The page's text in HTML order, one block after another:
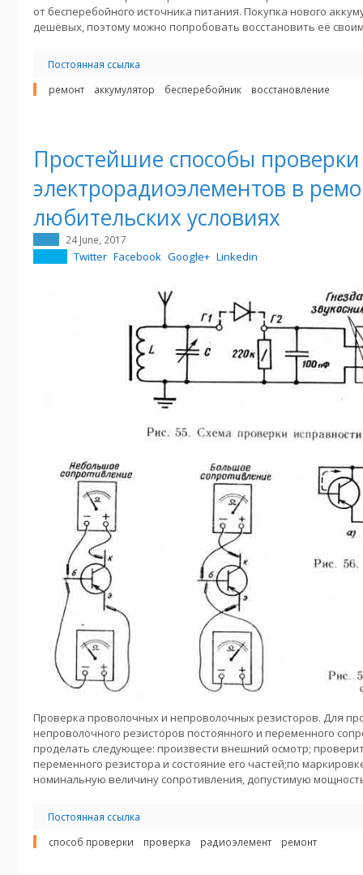
от бесперебойного источника питания. Покупка нового
дешёвых, поэтому можно попробовать восстановить её
Постоянная ссылка
ремонт
аккумулятор бесперебойник восстановление
Простейшие способы
электрорадиоэлементов в
любительских условиях
24 June, 2017
Twitter Facebook Google+ Linkedin
Проверка проволочных и непроволочных резисторов. Для
непроволочного резисторов постоянного и переменного
проделать следующее: произвести внешний осмотр;
переменного резистора и состояние его частей;по
номинальную величину сопротивления, допустимую
Постоянная ссылка
способ проверки
проверка радиоэлемент ремонт